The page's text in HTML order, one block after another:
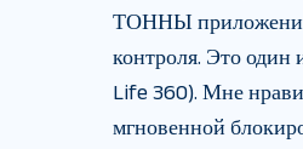
ТОННЫ приложений
контроля. Это один
Life 360). Мне
мгновенной